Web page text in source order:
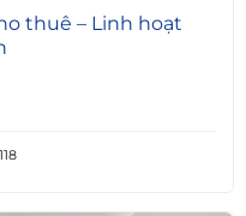
thuê – Linh hoạt